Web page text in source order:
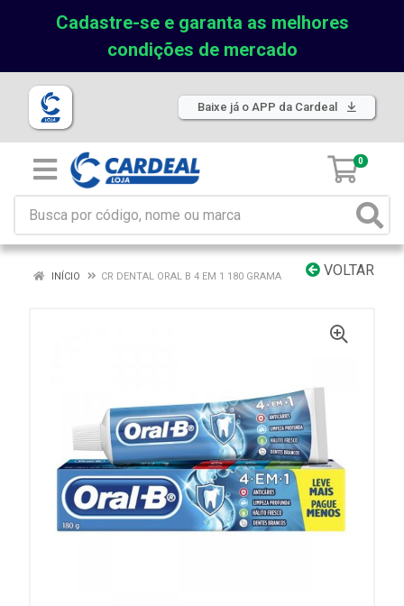
Cadastre-se e garanta as melhores
condições de mercado
Baixe já o APP da Cardeal
0
VOLTAR
INÍCIO CR DENTAL ORAL B 4 EM 1 180 GRAMA